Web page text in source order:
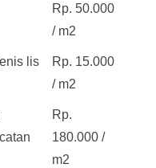
Rp. 50.000
/ m2
lis
Rp. 15.000
/ m2
Rp.
180.000 /
m2